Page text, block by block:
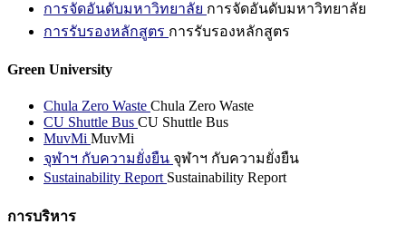
การจัดอันดับมหาวิทยาลัย การจัดอันดับมหาวิทยาลัย
การรับรองหลักสูตร การรับรองหลักสูตร
Green University
Chula Zero Waste Chula Zero Waste
CU Shuttle Bus CU Shuttle Bus
MuvMi MuvMi
จุฬาฯ กับความยั่งยืน จุฬาฯ กับความยั่งยืน
Sustainability Report Sustainability Report
การบริหาร